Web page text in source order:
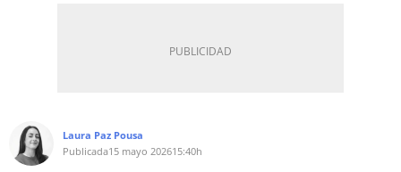
Laura Paz Pousa
Publicada15 mayo 202615:40h